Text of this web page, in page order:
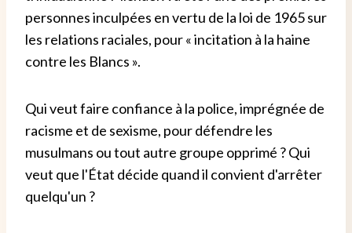
personnes inculpées en vertu de la loi de 1965 sur
les relations raciales, pour « incitation à la haine
contre les Blancs ».
Qui veut faire confiance à la police, imprégnée de
racisme et de sexisme, pour défendre les
musulmans ou tout autre groupe opprimé ? Qui
veut que l'État décide quand il convient d'arrêter
quelqu'un ?